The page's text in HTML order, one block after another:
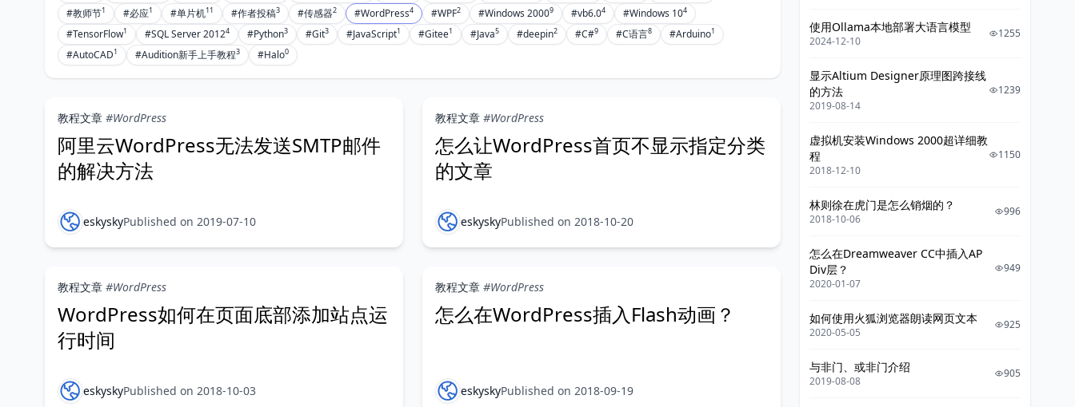
#教师节1 #必应1 #单片机11 #作者投稿3 #传感器2 #WordPress4 #WPF2 #Windows 20009 #vb6.04 #Windows 104
#TensorFlow1 #SQL Server 20124 #Python3 #Git3 #JavaScript1 #Gitee1 #Java5 #deepin2 #C#9 #C语言8 #Arduino1
#AutoCAD1 #Audition新手上手教程3 #Halo0
教程文章 #WordPress
阿里云WordPress无法发送SMTP邮件
的解决方法
eskyskyPublished on 2019-07-10
教程文章 #WordPress
怎么让WordPress首页不显示指定分类
的文章
eskyskyPublished on 2018-10-20
教程文章 #WordPress
WordPress如何在页面底部添加站点运
行时间
eskyskyPublished on 2018-10-03
教程文章 #WordPress
怎么在WordPress插入Flash动画？
eskyskyPublished on 2018-09-19
使用Ollama本地部署大语言模型
2024-12-10
1255
显示Altium Designer原理图跨接线
的方法
2019-08-14
1239
虚拟机安装Windows 2000超详细教
程
2018-12-10
1150
林则徐在虎门是怎么销烟的？
2018-10-06
996
怎么在Dreamweaver CC中插入AP
Div层？
2020-01-07
949
如何使用火狐浏览器朗读网页文本
2020-05-05
925
与非门、或非门介绍
2019-08-08
905